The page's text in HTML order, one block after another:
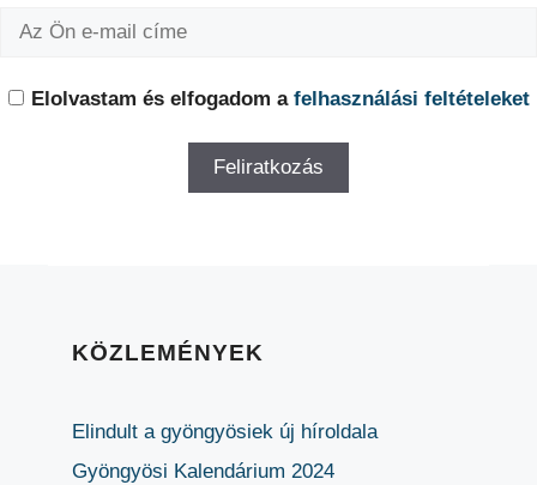
Elolvastam és elfogadom a felhasználási feltételeket
KÖZLEMÉNYEK
Elindult a gyöngyösiek új híroldala
Gyöngyösi Kalendárium 2024